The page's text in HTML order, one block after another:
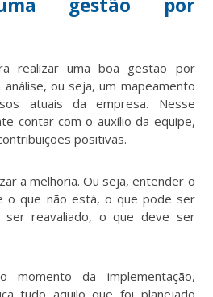
gestão por
realizar uma boa gestão por
ou seja, um mapeamento
atuais da empresa. Nesse
contar com o auxílio da equipe,
positivas.
a melhoria. Ou seja, entender o
o que não está, o que pode ser
reavaliado, o que deve ser
momento da implementação,